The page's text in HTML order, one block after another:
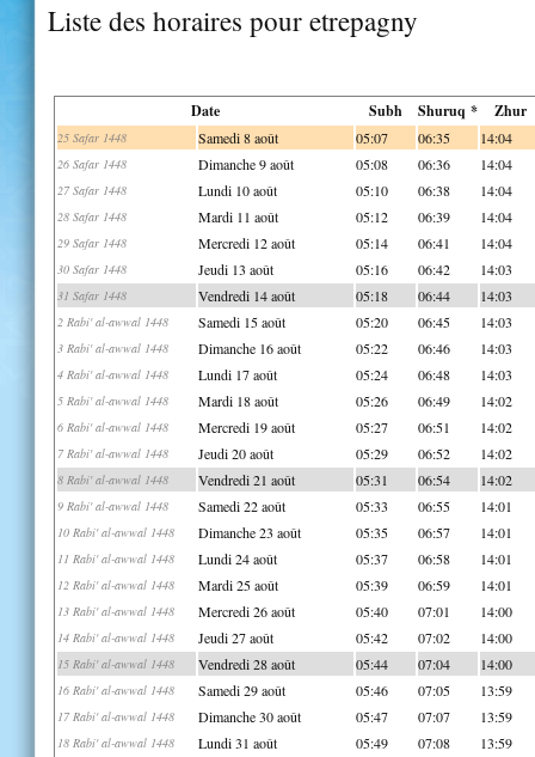
Liste des horaires pour etrepagny
Date Subh Shuruq * Zhur
25 Safar 1448 Samedi 8 août 05:07 06:35 14:04
26 Safar 1448 Dimanche 9 août 05:08 06:36 14:04
27 Safar 1448 Lundi 10 août 05:10 06:38 14:04
28 Safar 1448 Mardi 11 août 05:12 06:39 14:04
29 Safar 1448 Mercredi 12 août 05:14 06:41 14:04
30 Safar 1448 Jeudi 13 août 05:16 06:42 14:03
31 Safar 1448 Vendredi 14 août 05:18 06:44 14:03
2 Rabi' al-awwal 1448 Samedi 15 août 05:20 06:45 14:03
3 Rabi' al-awwal 1448 Dimanche 16 août 05:22 06:46 14:03
4 Rabi' al-awwal 1448 Lundi 17 août 05:24 06:48 14:03
5 Rabi' al-awwal 1448 Mardi 18 août 05:26 06:49 14:02
6 Rabi' al-awwal 1448 Mercredi 19 août 05:27 06:51 14:02
7 Rabi' al-awwal 1448 Jeudi 20 août 05:29 06:52 14:02
8 Rabi' al-awwal 1448 Vendredi 21 août 05:31 06:54 14:02
9 Rabi' al-awwal 1448 Samedi 22 août 05:33 06:55 14:01
10 Rabi' al-awwal 1448 Dimanche 23 août 05:35 06:57 14:01
11 Rabi' al-awwal 1448 Lundi 24 août 05:37 06:58 14:01
12 Rabi' al-awwal 1448 Mardi 25 août 05:39 06:59 14:01
13 Rabi' al-awwal 1448 Mercredi 26 août 05:40 07:01 14:00
14 Rabi' al-awwal 1448 Jeudi 27 août 05:42 07:02 14:00
15 Rabi' al-awwal 1448 Vendredi 28 août 05:44 07:04 14:00
16 Rabi' al-awwal 1448 Samedi 29 août 05:46 07:05 13:59
17 Rabi' al-awwal 1448 Dimanche 30 août 05:47 07:07 13:59
18 Rabi' al-awwal 1448 Lundi 31 août 05:49 07:08 13:59